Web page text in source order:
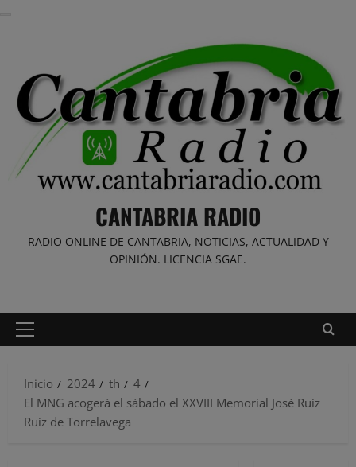
CANTABRIA RADIO
RADIO ONLINE DE CANTABRIA, NOTICIAS, ACTUALIDAD Y
OPINIÓN. LICENCIA SGAE.
Menú
Inicio
2024 th
4
El MNG acogerá el sábado el XXVIII Memorial José Ruiz
Ruiz de Torrelavega